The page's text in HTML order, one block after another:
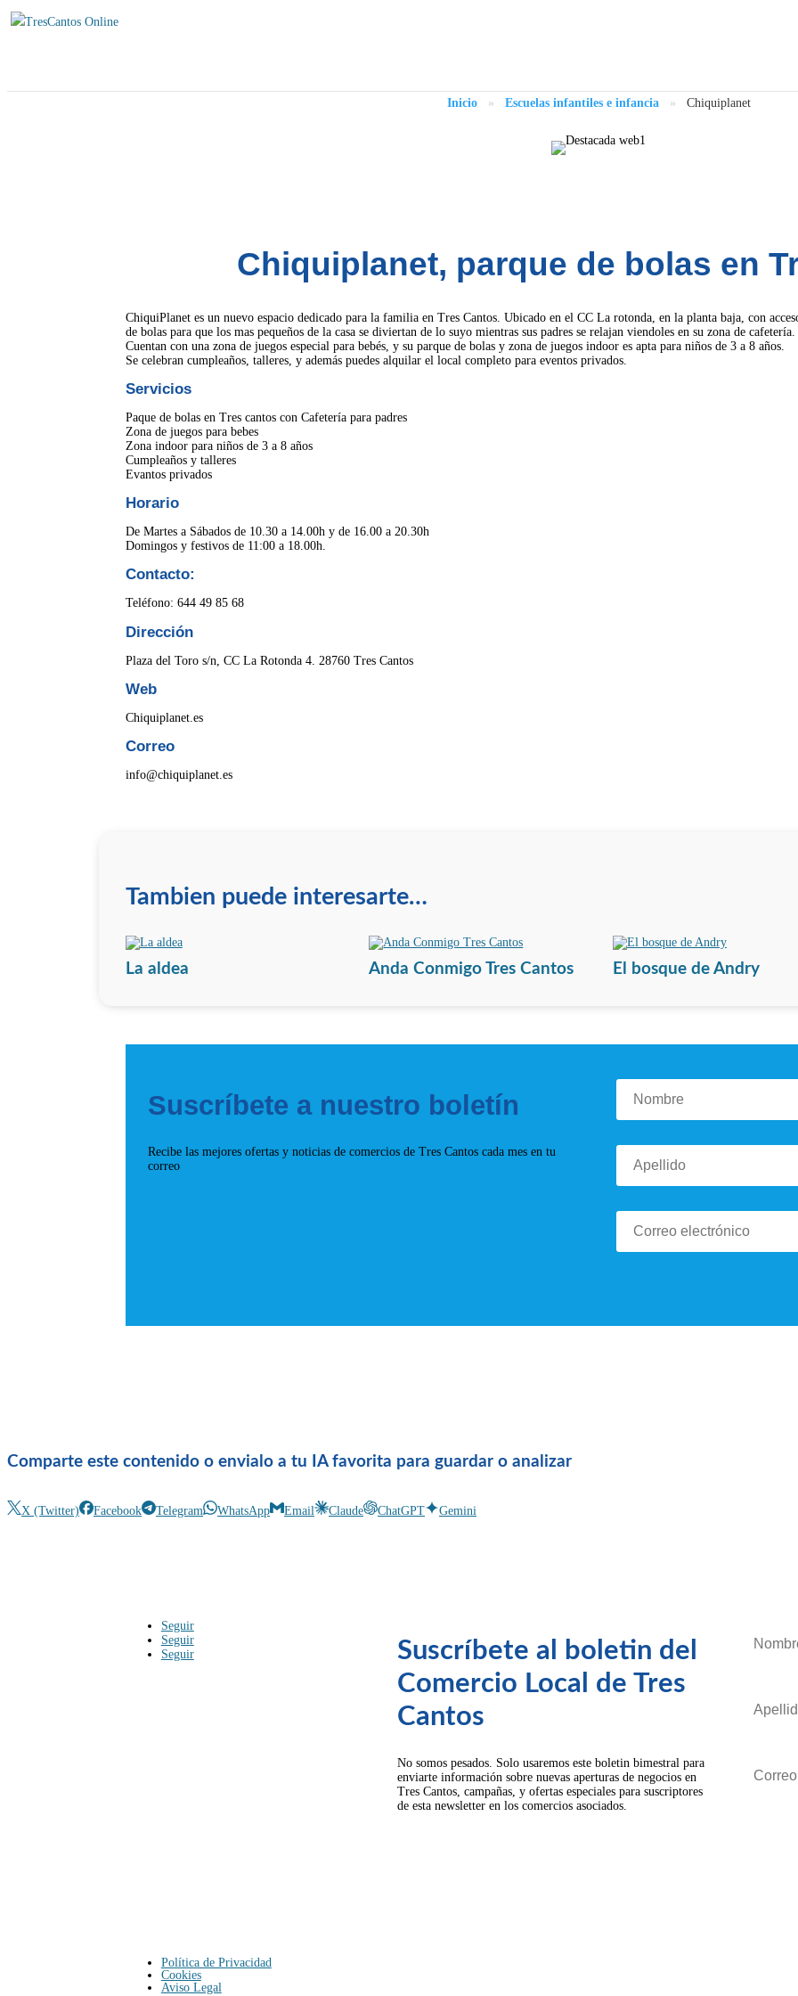
Inicio » Escuelas infantiles e infancia » Chiquiplanet
Chiquiplanet, parque de bolas en
ChiquiPlanet es un nuevo espacio dedicado para la familia en Tres Cantos. Ubicado en el CC La rotonda, en la planta baja, con
de bolas para que los mas pequeños de la casa se diviertan de lo suyo mientras sus padres se relajan viendoles en su zona de cafetería.
Cuentan con una zona de juegos especial para bebés, y su parque de bolas y zona de juegos indoor es apta para niños de 3 a 8 años.
Se celebran cumpleaños, talleres, y además puedes alquilar el local completo para eventos privados.
Servicios
Paque de bolas en Tres cantos con Cafetería para padres
Zona de juegos para bebes
Zona indoor para niños de 3 a 8 años
Cumpleaños y talleres
Evantos privados
Horario
De Martes a Sábados de 10.30 a 14.00h y de 16.00 a 20.30h
Domingos y festivos de 11:00 a 18.00h.
Contacto:
Teléfono: 644 49 85 68
Dirección
Plaza del Toro s/n, CC La Rotonda 4. 28760 Tres Cantos
Web
Chiquiplanet.es
Correo
info@chiquiplanet.es
Tambien puede interesarte…
La aldea Anda Conmigo Tres Cantos El bosque de Andry
Suscríbete a nuestro boletín
Recibe las mejores ofertas y noticias de comercios de Tres Cantos cada mes en tu
correo
Comparte este contenido o envialo a tu IA favorita para guardar o analizar
X (Twitter) Facebook Telegram WhatsApp Email Claude ChatGPT Gemini
Seguir
Seguir
Seguir
Suscríbete al boletin del
Comercio Local de Tres
Cantos
No somos pesados. Solo usaremos este boletin bimestral para
enviarte información sobre nuevas aperturas de negocios en
Tres Cantos, campañas, y ofertas especiales para suscriptores
de esta newsletter en los comercios asociados.
Política de Privacidad
Cookies
Aviso Legal